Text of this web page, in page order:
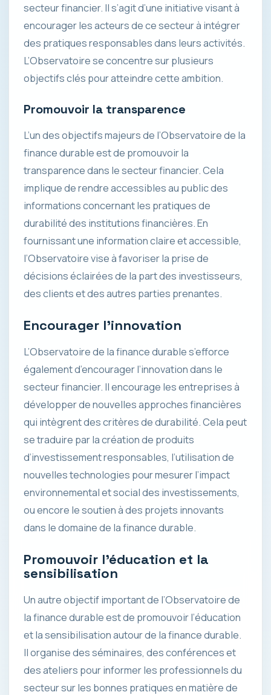
secteur financier. Il s’agit d’une initiative visant à
encourager les acteurs de ce secteur à intégrer
des pratiques responsables dans leurs activités.
L’Observatoire se concentre sur plusieurs
objectifs clés pour atteindre cette ambition.
Promouvoir la transparence
L’un des objectifs majeurs de l’Observatoire de la
finance durable est de promouvoir la
transparence dans le secteur financier. Cela
implique de rendre accessibles au public des
informations concernant les pratiques de
durabilité des institutions financières. En
fournissant une information claire et accessible,
l’Observatoire vise à favoriser la prise de
décisions éclairées de la part des investisseurs,
des clients et des autres parties prenantes.
Encourager l’innovation
L’Observatoire de la finance durable s’efforce
également d’encourager l’innovation dans le
secteur financier. Il encourage les entreprises à
développer de nouvelles approches financières
qui intègrent des critères de durabilité. Cela peut
se traduire par la création de produits
d’investissement responsables, l’utilisation de
nouvelles technologies pour mesurer l’impact
environnemental et social des investissements,
ou encore le soutien à des projets innovants
dans le domaine de la finance durable.
Promouvoir l’éducation et la
sensibilisation
Un autre objectif important de l’Observatoire de
la finance durable est de promouvoir l’éducation
et la sensibilisation autour de la finance durable.
Il organise des séminaires, des conférences et
des ateliers pour informer les professionnels du
secteur sur les bonnes pratiques en matière de